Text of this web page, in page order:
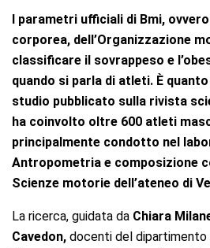
I parametri ufficiali di Bmi,
corporea, dell’Organizzazione
classificare il sovrappeso e
quando si parla di atleti. È
studio pubblicato sulla rivista
ha coinvolto oltre 600 atleti
principalmente condotto nel
Antropometria e composizione
Scienze motorie dell’ateneo di
La ricerca, guidata da Chiara
Cavedon, docenti del dipartimento